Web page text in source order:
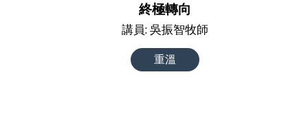
終極轉向
講員: 吳振智牧師
重溫